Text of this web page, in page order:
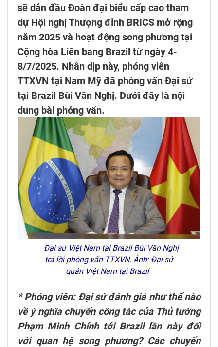
sẽ dẫn đầu Đoàn đại biểu cấp cao tham
dự Hội nghị Thượng đỉnh BRICS mở rộng
năm 2025 và hoạt động song phương tại
Cộng hòa Liên bang Brazil từ ngày 4-
8/7/2025. Nhân dịp này, phóng viên
TTXVN tại Nam Mỹ đã phỏng vấn Đại sứ
tại Brazil Bùi Văn Nghị. Dưới đây là nội
dung bài phỏng vấn.
Đại sứ Việt Nam tại Brazil Bùi Văn Nghị
trả lời phỏng vấn TTXVN. Ảnh: Đại sứ
quán Việt Nam tại Brazil
* Phóng viên: Đại sứ đánh giá như thế nào
về ý nghĩa chuyến công tác của Thủ tướng
Phạm Minh Chính tới Brazil lần này đối
với quan hệ song phương? Các chuyến